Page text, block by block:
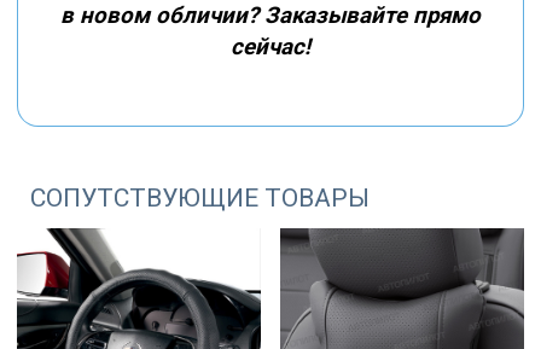
в новом обличии? Заказывайте прямо
сейчас!
СОПУТСТВУЮЩИЕ ТОВАРЫ